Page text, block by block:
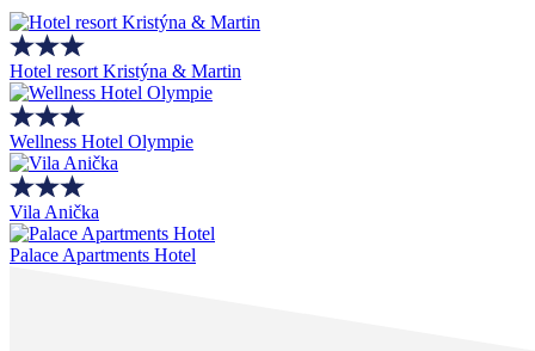
Hotel resort Kristýna & Martin
Wellness Hotel Olympie
Vila Anička
Palace Apartments Hotel